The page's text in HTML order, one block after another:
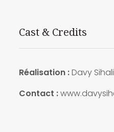
Cast & Credits
Réalisation :Davy Sihali
Contact :